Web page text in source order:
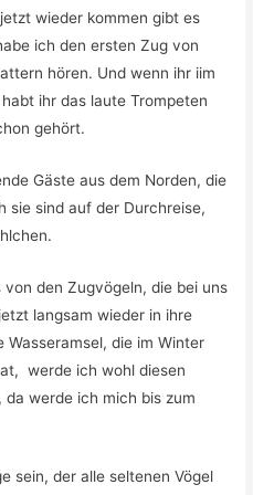
wieder kommen gibt es
ich den ersten Zug von
hören. Und wenn ihr iim
ihr das laute Trompeten
gehört.
Gäste aus dem Norden, die
sie sind auf der Durchreise,
den Zugvögeln, die bei uns
langsam wieder in ihre
die im Winter
werde ich wohl diesen
werde ich mich bis zum
sein, der alle seltenen Vögel